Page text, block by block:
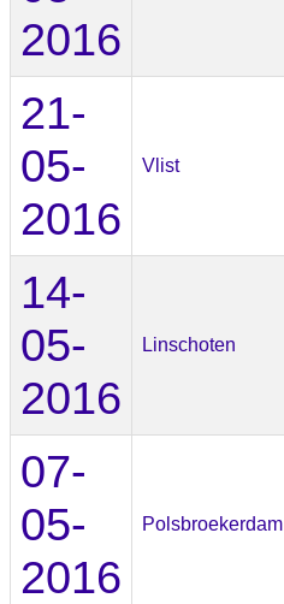
2016
21-
05-
2016
Vlist
14-
05-
2016
Linschoten
07-
05-
2016
Polsbroekerdam